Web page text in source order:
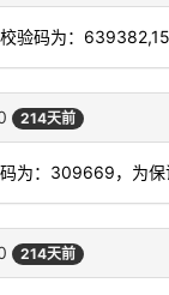
验码为：
214天前
码为：309669，为
214天前